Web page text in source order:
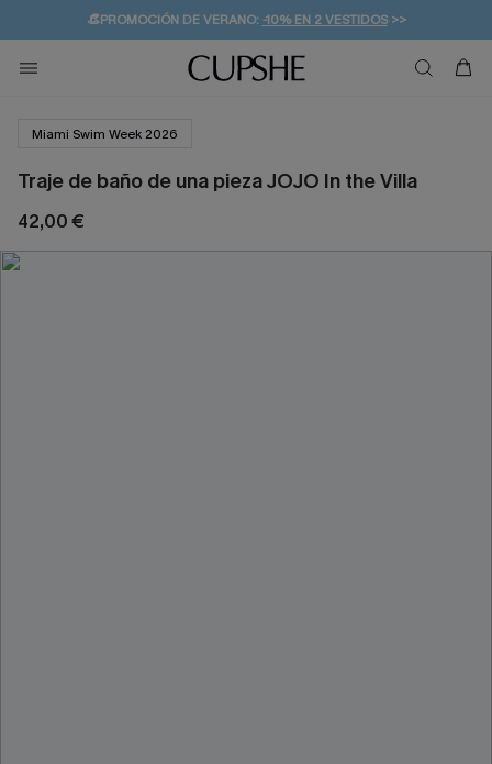
👒PROMOCIÓN DE VERANO:-10% EN 2 VESTIDOS>>
💌¡SUSCRIBIRSE & GANAR -10% EXTRA!
🚚ENVÍO GRATUITO A PARTIR DE 49 € >>
Miami Swim Week 2026
Traje de baño de una pieza JOJO In the Villa
42,00 €